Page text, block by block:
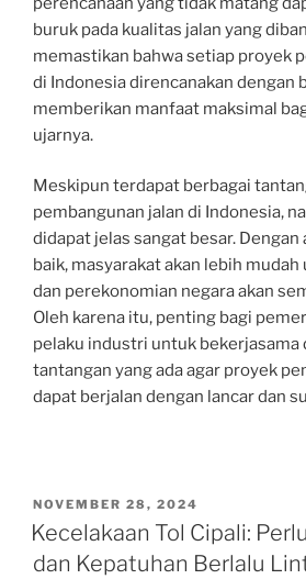
buruk pada kualitas jalan yang
memastikan bahwa setiap proyek
di Indonesia direncanakan dengan
memberikan manfaat maksimal
ujarnya.
Meskipun terdapat berbagai
pembangunan jalan di Indonesia,
didapat jelas sangat besar. Dengan
baik, masyarakat akan lebih
dan perekonomian negara akan
Oleh karena itu, penting bagi
pelaku industri untuk bekerjasama
tantangan yang ada agar proyek
dapat berjalan dengan lancar dan
POSTED
ON
NOVEMBER 28, 2024
Kecelakaan Tol Cipali:
dan Kepatuhan Berlalu